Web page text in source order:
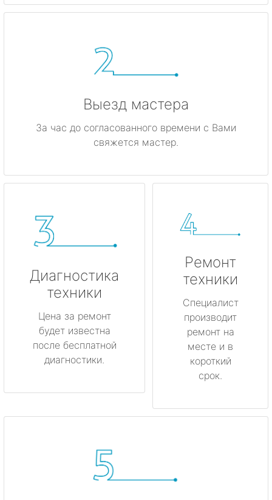
Выезд мастера
За час до согласованного времени с Вами
свяжется мастер.
Диагностика
техники
Цена за ремонт
будет известна
после бесплатной
диагностики.
Ремонт
техники
Специалист
производит
ремонт на
месте и в
короткий
срок.